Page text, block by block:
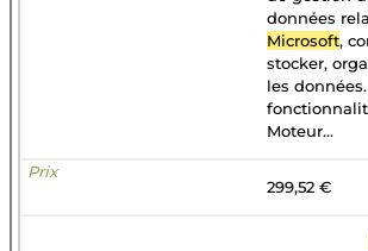
données
Microsoft,
stocker,
les
Moteur...
299,52 €